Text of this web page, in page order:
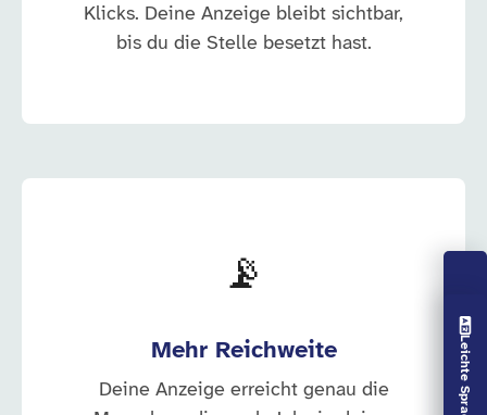
Vorlesen aus
Klicks. Deine Anzeige bleibt sichtbar,
bis du die Stelle besetzt hast.
📡
Mehr Reichweite
Deine Anzeige erreicht genau die